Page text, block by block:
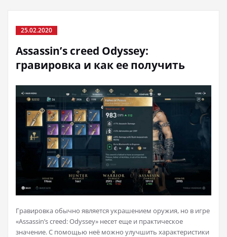
25.02.2020
Assassin’s creed Odyssey:
гравировка и как ее получить
Гравировка обычно является украшением оружия, но в игре
«Assassin’s creed: Odyssey» несет еще и практическое
значение. С помощью неё можно улучшить характеристики